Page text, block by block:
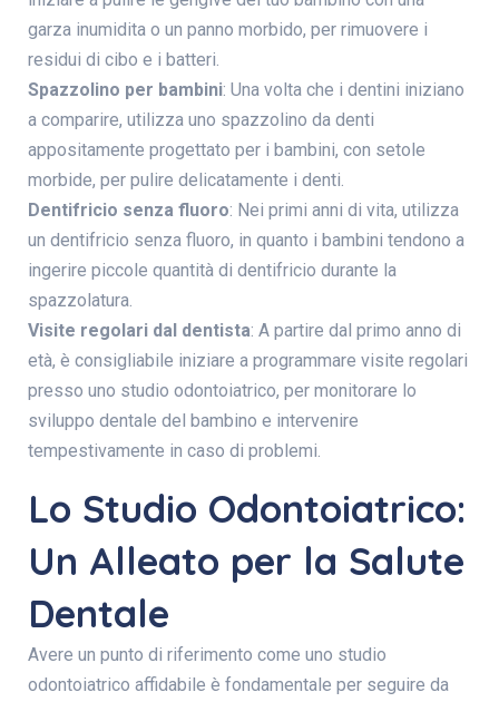
garza inumidita o un panno morbido, per rimuovere i
residui di cibo e i batteri.
Spazzolino per bambini: Una volta che i dentini iniziano
a comparire, utilizza uno spazzolino da denti
appositamente progettato per i bambini, con setole
morbide, per pulire delicatamente i denti.
Dentifricio senza fluoro: Nei primi anni di vita, utilizza
un dentifricio senza fluoro, in quanto i bambini tendono a
ingerire piccole quantità di dentifricio durante la
spazzolatura.
Visite regolari dal dentista: A partire dal primo anno di
età, è consigliabile iniziare a programmare visite regolari
presso uno studio odontoiatrico, per monitorare lo
sviluppo dentale del bambino e intervenire
tempestivamente in caso di problemi.
Lo Studio Odontoiatrico:
Un Alleato per la Salute
Dentale
Avere un punto di riferimento come uno studio
odontoiatrico affidabile è fondamentale per seguire da